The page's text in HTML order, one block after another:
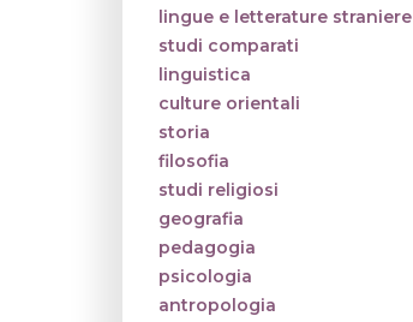
lingue e letterature straniere
studi comparati
linguistica
culture orientali
storia
filosofia
studi religiosi
geografia
pedagogia
psicologia
antropologia